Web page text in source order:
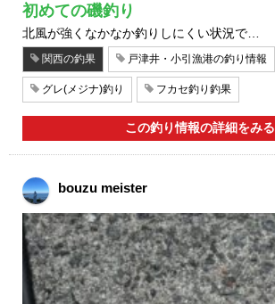
初めての磯釣り
北風が強くなかなか釣りしにくい状況で…
関西の釣果 戸津井・小引漁港の釣り情報
グレ(メジナ)釣り フカセ釣り釣果
この釣り情報の詳細をみる
bouzu meister